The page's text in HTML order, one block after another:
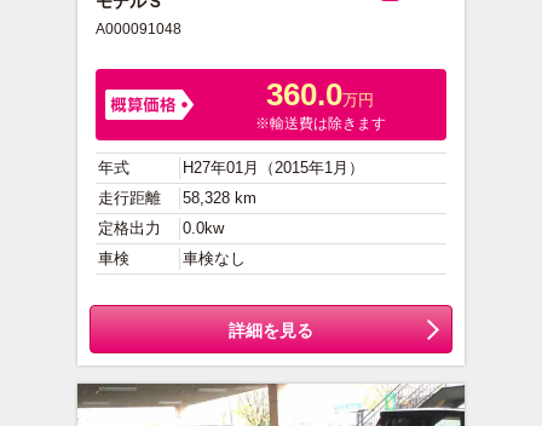
A000091048
360.0万円
※輸送費は除きます
年式
H27年01月（2015年1月）
走行距離
58,328 km
定格出力
0.0kw
車検
車検なし
詳細を見る